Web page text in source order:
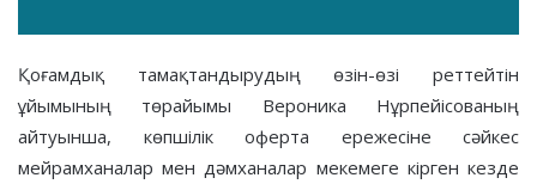
Қоғамдық тамақтандырудың өзін-өзі реттейтін
ұйымының төрайымы Вероника Нұрпейісованың
айтуынша, көпшілік оферта ережесіне сәйкес
мейрамханалар мен дәмханалар мекемеге кірген кезде